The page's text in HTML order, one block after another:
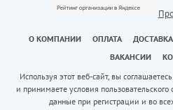
О КОМПАНИИ ОПЛАТА ДОСТАВКА
ВАКАНСИИ
Используя этот веб-сайт, вы
и принимаете условия пользовательского
данные при регистрации и во